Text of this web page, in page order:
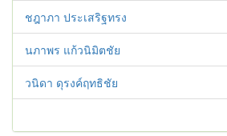
ชฎาภา ประเสริฐทรง
นภาพร แก้วนิมิตชัย
วนิดา ดุรงค์ฤทธิชัย